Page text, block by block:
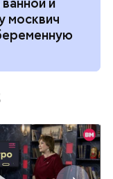
москвич